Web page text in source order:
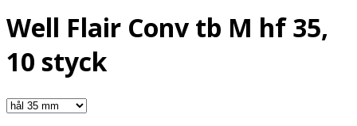
Well Flair Conv tb M hf 35,
10 styck